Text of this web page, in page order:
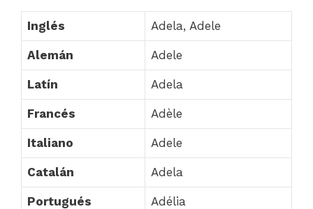
Inglés Adela, Adele
Alemán Adele
Latín Adela
Francés Adèle
Italiano Adele
Catalán Adela
Portugués Adélia